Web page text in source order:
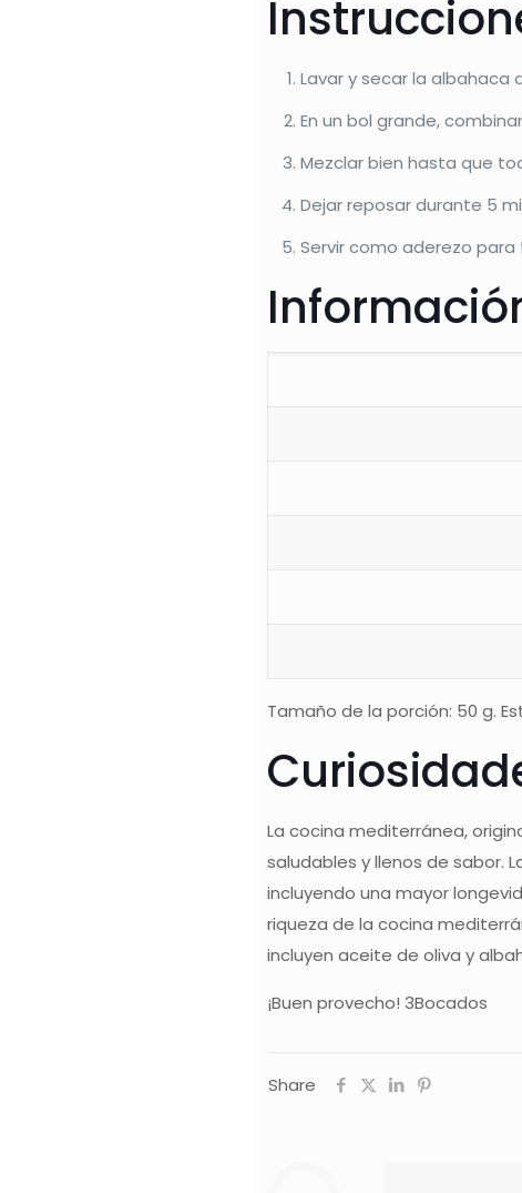
Lavar y secar la
En un bol grande,
Mezclar bien hasta que
Dejar reposar durante 5
Servir como aderezo
Tamaño de la porción: 50 g.
La cocina mediterránea,
saludables y llenos de sabor.
incluyendo una mayor
riqueza de la cocina
incluyen aceite de oliva y
¡Buen provecho! 3Bocados
Share